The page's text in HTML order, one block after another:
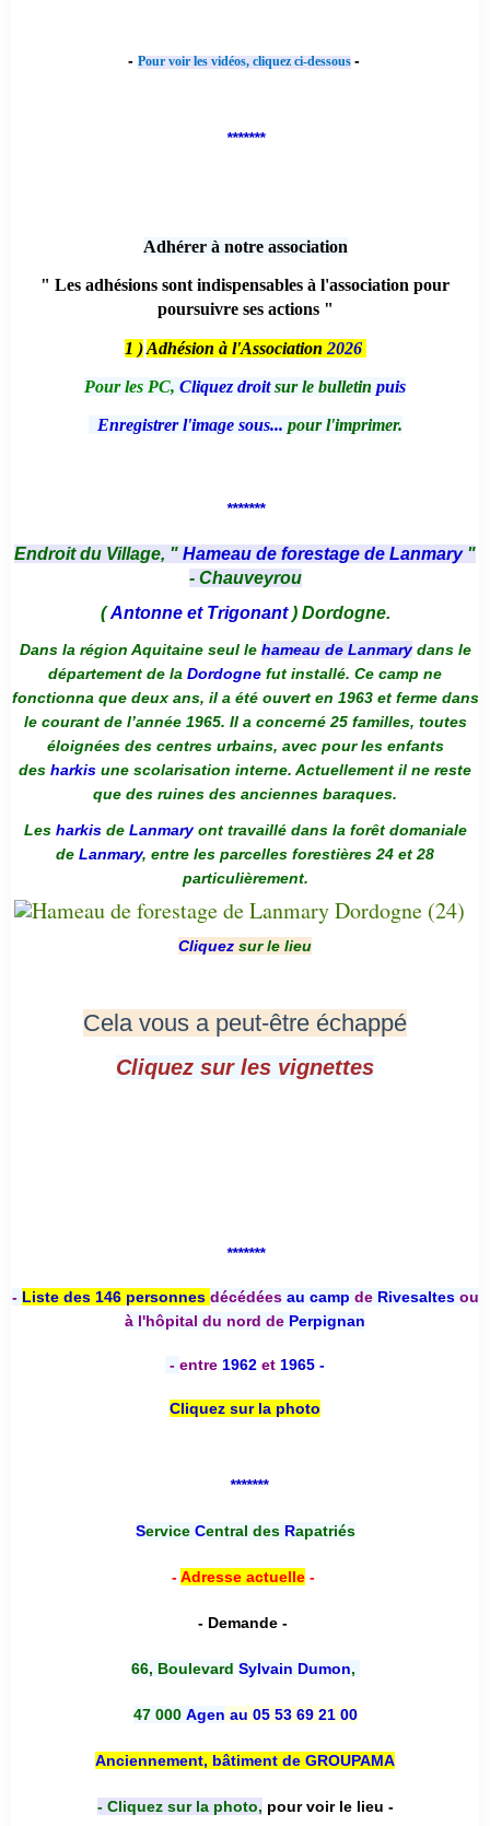
- Pour voir les vidéos, cliquez ci-dessous -
*******
Adhérer à notre association
" Les adhésions sont indispensables à l'association pour
poursuivre ses actions "
1 ) Adhésion à l'Association 2026
Pour les PC, Cliquez droitsur le bulletin puis
Enregistrer l'image sous... pour l'imprimer.
*******
Endroit du Village, " Hameau de forestage de Lanmary "
- Chauveyrou
(Antonne et Trigonant) Dordogne.
Dans la région Aquitaine seul le hameau de Lanmarydans le
département de la Dordogne fut installé. Ce camp ne
fonctionna que deux ans, il a été ouvert en 1963 et ferme dans
le courant de l’année 1965. Il a concerné 25 familles, toutes
éloignées des centres urbains, avec pour les enfants
des harkis une scolarisation interne. Actuellement il ne reste
que des ruines des anciennes baraques.
Les harkis de Lanmaryont travaillé dans la forêt domaniale
de Lanmary, entre les parcelles forestières 24 et 28
particulièrement.
Cliquez sur le lieu
Cela vous a peut-être échappé
Cliquez sur les vignettes
*******
- Liste des 146 personnes décédées au camp deRivesaltesou
à l'hôpital du nord de Perpignan
- entre 1962 et 1965 -
Cliquez sur la photo
*******
Service Central desRapatriés
-Adresse actuelle-
- Demande -
66, Boulevard Sylvain Dumon,
47 000 Agen au 05 53 69 21 00
Anciennement, bâtiment de GROUPAMA
- Cliquez sur la photo, pour voir le lieu -